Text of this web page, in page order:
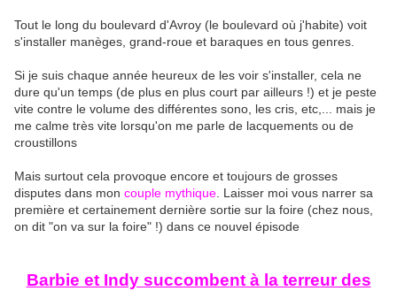
Tout le long du boulevard d'Avroy (le boulevard où j'habite) voit
s'installer manèges, grand-roue et baraques en tous genres.
Si je suis chaque année heureux de les voir s'installer, cela ne
dure qu'un temps (de plus en plus court par ailleurs !) et je peste
vite contre le volume des différentes sono, les cris, etc,... mais je
me calme très vite lorsqu'on me parle de lacquements ou de
croustillons
Mais surtout cela provoque encore et toujours de grosses
disputes dans mon couple mythique . Laisser moi vous narrer sa
première et certainement dernière sortie sur la foire (chez nous,
on dit "on va sur la foire" !) dans ce nouvel épisode
Barbie et Indy succombent à la terreur des